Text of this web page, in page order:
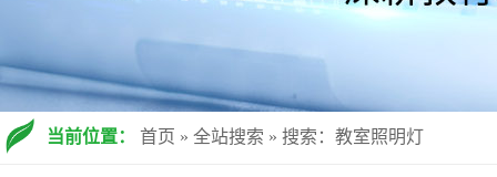
当前位置： 首页 » 全站搜索 » 搜索：教室照明灯